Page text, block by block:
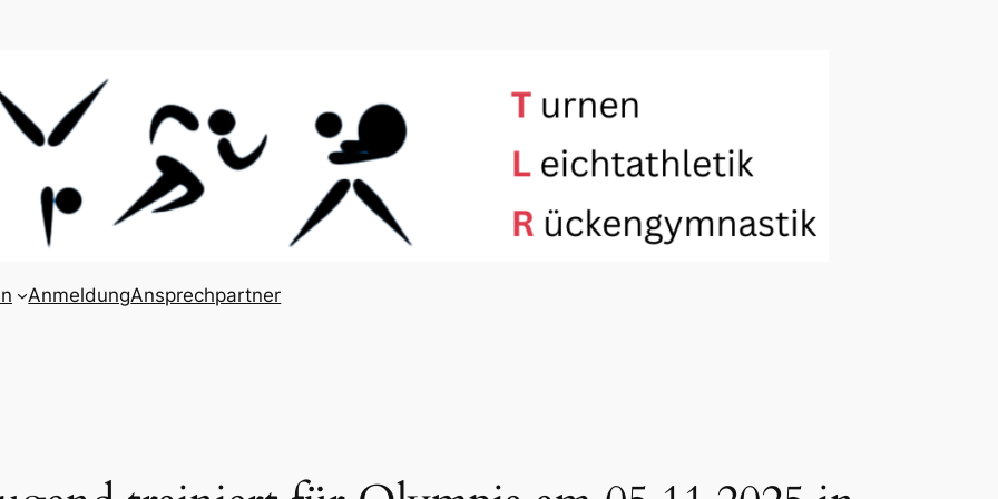
AnmeldungAnsprechpartner